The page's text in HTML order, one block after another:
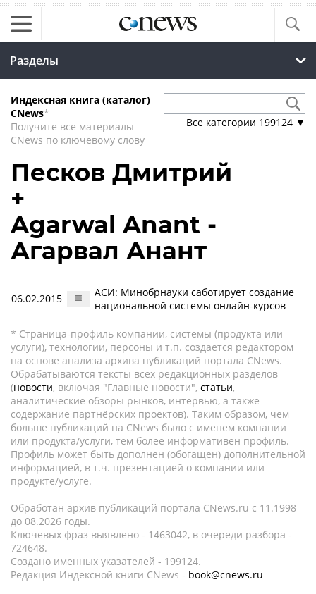
Разделы
Индексная книга (каталог)
CNews*
Получите все материалы
CNews по ключевому слову
Все категории 199124 ▼
Песков Дмитрий
+
Agarwal Anant -
Агарвал Анант
06.02.2015
АСИ: Минобрнауки саботирует создание
национальной системы онлайн-курсов
* Страница-профиль компании, системы (продукта или
услуги), технологии, персоны и т.п. создается редактором
на основе анализа архива публикаций портала CNews.
Обрабатываются тексты всех редакционных разделов
(новости, включая "Главные новости", статьи,
аналитические обзоры рынков, интервью, а также
содержание партнёрских проектов). Таким образом, чем
больше публикаций на CNews было с именем компании
или продукта/услуги, тем более информативен профиль.
Профиль может быть дополнен (обогащен) дополнительной
информацией, в т.ч. презентацией о компании или
продукте/услуге.
Обработан архив публикаций портала CNews.ru c 11.1998
до 08.2026 годы.
Ключевых фраз выявлено - 1463042, в очереди разбора -
724648.
Создано именных указателей - 199124.
Редакция Индексной книги CNews - book@cnews.ru